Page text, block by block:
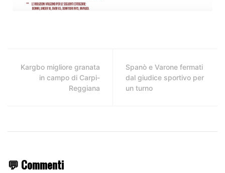
Kargbo migliore granata
in campo di Carpi-
Reggiana
Spanò e Varone fermati
dal giudice sportivo per
un turno
💬 Commenti